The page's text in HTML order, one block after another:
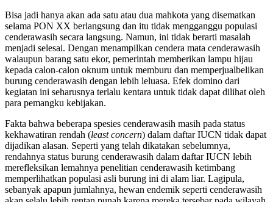
Bisa jadi hanya akan ada satu atau dua mahkota yang disematkan
selama PON XX berlangsung dan itu tidak mengganggu populasi
cenderawasih secara langsung. Namun, ini tidak berarti masalah
menjadi selesai. Dengan menampilkan cendera mata cenderawasih
walaupun barang satu ekor, pemerintah memberikan lampu hijau
kepada calon-calon oknum untuk memburu dan memperjualbelikan
burung cenderawasih dengan lebih leluasa. Efek domino dari
kegiatan ini seharusnya terlalu kentara untuk tidak dapat dilihat oleh
para pemangku kebijakan.
Fakta bahwa beberapa spesies cenderawasih masih pada status
kekhawatiran rendah (least concern) dalam daftar IUCN tidak dapat
dijadikan alasan. Seperti yang telah dikatakan sebelumnya,
rendahnya status burung cenderawasih dalam daftar IUCN lebih
merefleksikan lemahnya penelitian cenderawasih ketimbang
memperlihatkan populasi asli burung ini di alam liar. Lagipula,
sebanyak apapun jumlahnya, hewan endemik seperti cenderawasih